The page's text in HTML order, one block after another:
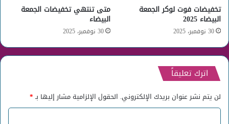
تخفيضات فوت لوكر الجمعة
البيضاء 2025
30 نوفمبر، 2025
متى تنتهي تخفيضات الجمعة
البيضاء
30 نوفمبر، 2025
اترك تعليقاً
لن يتم نشر عنوان بريدك الإلكتروني. الحقول الإلزامية مشار إليها بـ*